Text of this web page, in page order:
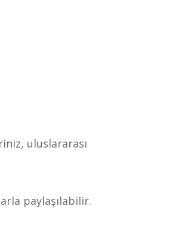
uluslararası
paylaşılabilir.